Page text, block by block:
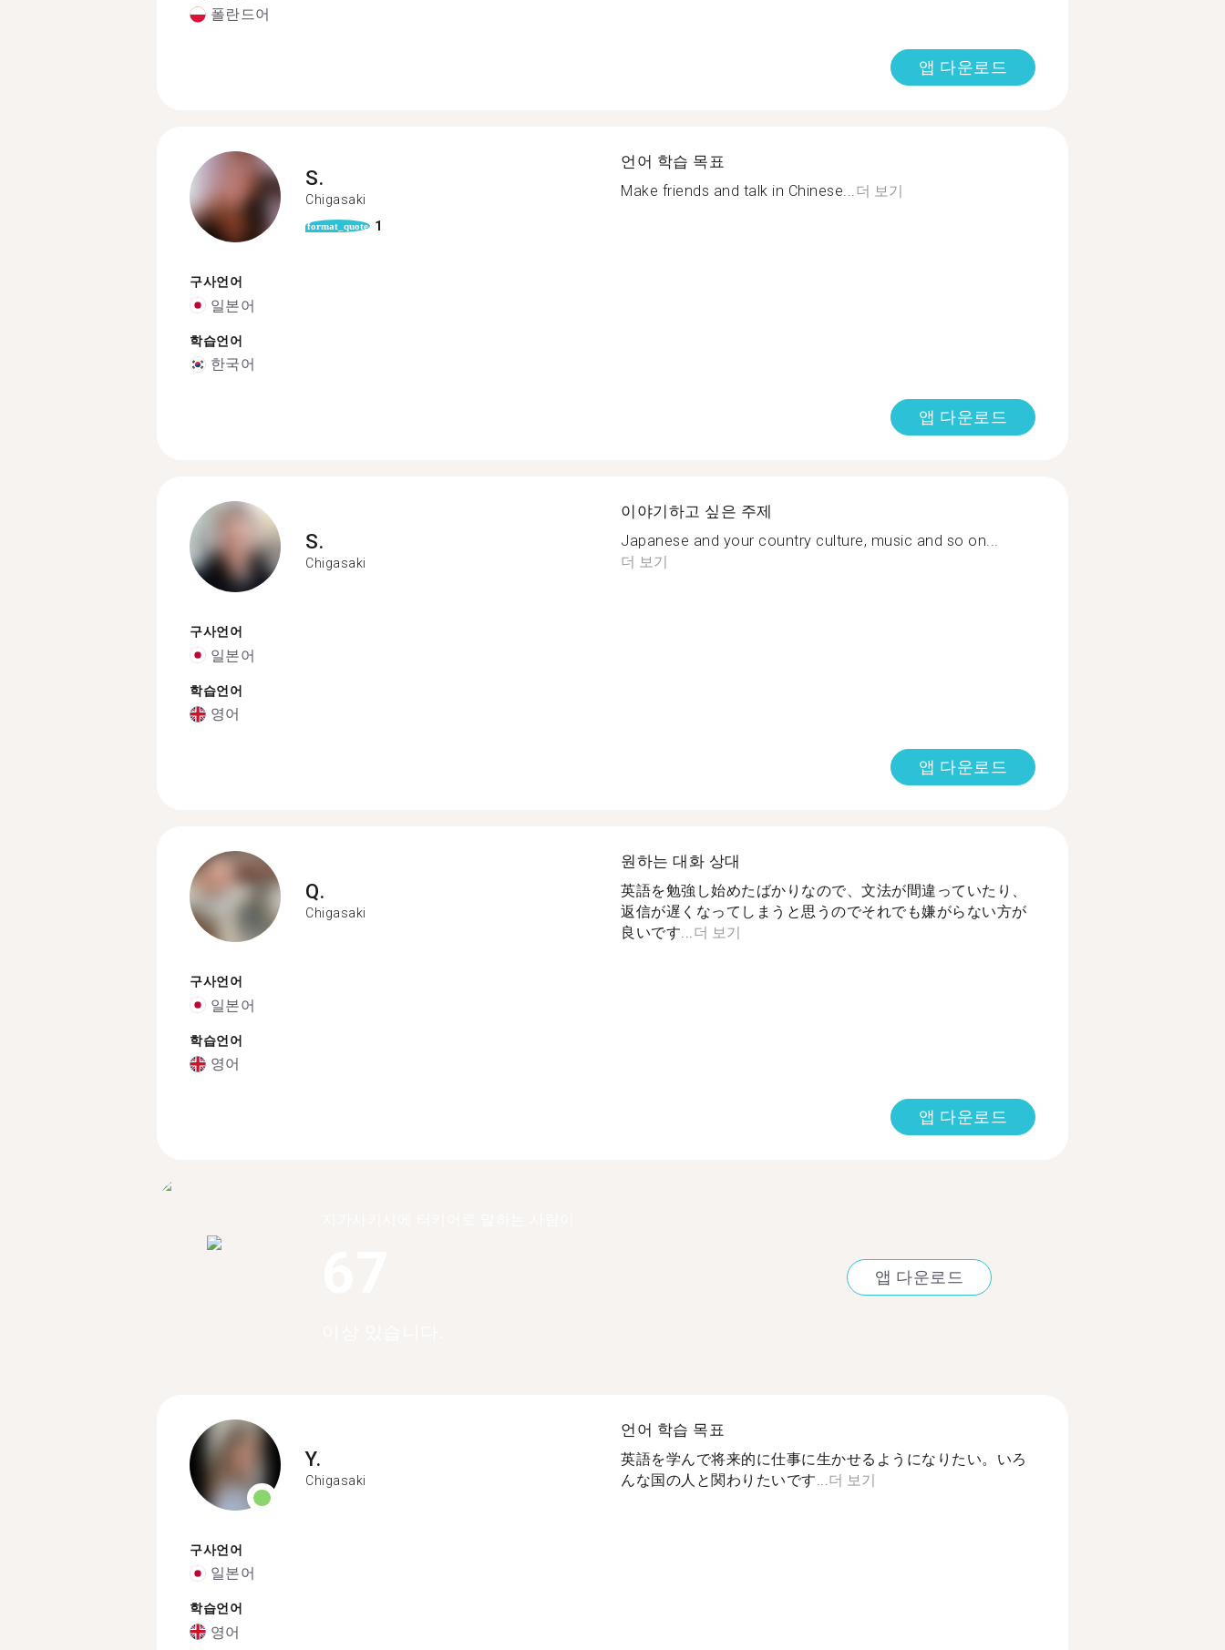
폴란드어
앱 다운로드
S.
Chigasaki
format_quote 1
구사언어
일본어
학습언어
한국어
언어 학습 목표
Make friends and talk in Chinese...더 보기
앱 다운로드
S.
Chigasaki
구사언어
일본어
학습언어
영어
이야기하고 싶은 주제
Japanese and your country culture, music and so on...
더 보기
앱 다운로드
Q.
Chigasaki
구사언어
일본어
학습언어
영어
원하는 대화 상대
英語を勉強し始めたばかりなので、文法が間違っていたり、
返信が遅くなってしまうと思うのでそれでも嫌がらない方が
良いです...더 보기
앱 다운로드
앱 다운로드
Y.
Chigasaki
구사언어
일본어
학습언어
영어
언어 학습 목표
英語を学んで将来的に仕事に生かせるようになりたい。いろ
んな国の人と関わりたいです... 더 보기